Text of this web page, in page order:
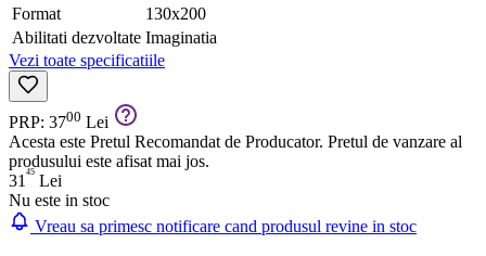
Format
130x200
Abilitati dezvoltate Imaginatia
Vezi toate specificatiile
PRP: 3700 Lei
Acesta este Pretul Recomandat de Producator. Pretul de vanzare al
produsului este afisat mai jos.
31 45 Lei
Nu este in stoc
Vreau sa primesc notificare cand produsul revine in stoc